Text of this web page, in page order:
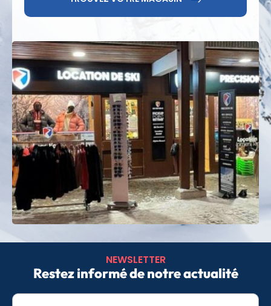
Entre sommets grandioses, forêts enneigées et
vues à couper le souffle sur le Mont-Blanc, Paradiski
promet une aventure intense et raffinée, où
chaque glisse devient un moment d’exception.
Préparez dès maintenant votre séjour en Savoie et
vivez une expérience unique sur le domaine de
Paradiski. Avec Precision Ski Les Arcs, vous profitez
d’un service soigné, d’un matériel de qualité et
d’une expertise reconnue.
Réservez votre location de ski aux Arcs en ligne avec
Precision Ski Rent et bénéficiez du meilleur de la
montagne dès votre arrivée !
NEWSLETTER
Restez informé de notre actualité
Adresse